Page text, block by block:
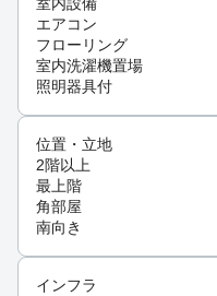
エアコン
フローリング
室内洗濯機置場
照明器具付
位置・立地
2階以上
最上階
角部屋
南向き
インフラ